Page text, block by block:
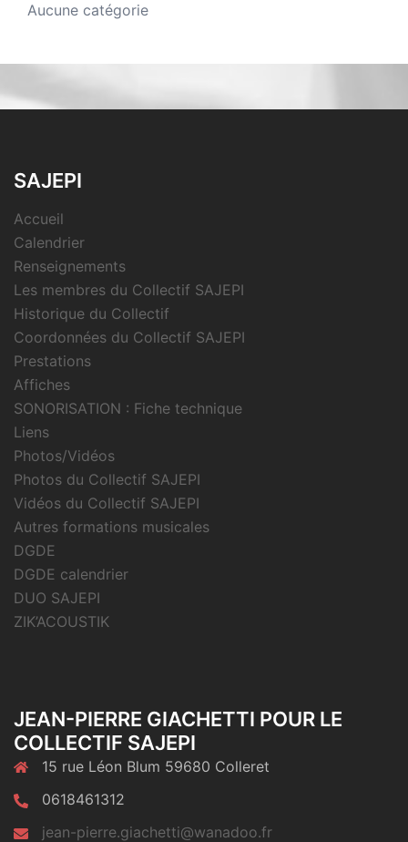
Aucune catégorie
SAJEPI
Accueil
Calendrier
Renseignements
Les membres du Collectif SAJEPI
Historique du Collectif
Coordonnées du Collectif SAJEPI
Prestations
Affiches
SONORISATION : Fiche technique
Liens
Photos/Vidéos
Photos du Collectif SAJEPI
Vidéos du Collectif SAJEPI
Autres formations musicales
DGDE
DGDE calendrier
DUO SAJEPI
ZIK’ACOUSTIK
JEAN-PIERRE GIACHETTI POUR LE
COLLECTIF SAJEPI
15 rue Léon Blum 59680 Colleret
0618461312
jean-pierre.giachetti@wanadoo.fr